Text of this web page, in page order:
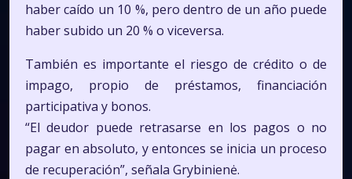
haber caído un 10 %, pero dentro de un año puede
haber subido un 20 % o viceversa.
También es importante el riesgo de crédito o de
impago, propio de préstamos, financiación
participativa y bonos.
“El deudor puede retrasarse en los pagos o no
pagar en absoluto, y entonces se inicia un proceso
de recuperación”, señala Grybinienė.